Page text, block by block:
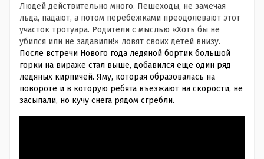
Людей действительно много. Пешеходы, не замечая
льда, падают, а потом перебежками преодолевают этот
участок тротуара. Родители с мыслью «Хоть бы не
убился или не задавили!» ловят своих детей внизу.
После встречи Нового года ледяной бортик большой
горки на вираже стал выше, добавился еще один ряд
ледяных кирпичей. Яму, которая образовалась на
повороте и в которую ребята въезжают на скорости, не
засыпали, но кучу снега рядом сгребли.